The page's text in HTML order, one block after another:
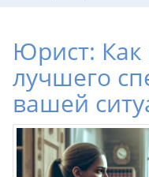
Юрист: Как
лучшего
вашей